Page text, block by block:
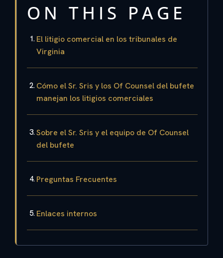
ON THIS PAGE
El litigio comercial en los tribunales de
Virginia
Cómo el Sr. Sris y los Of Counsel del bufete
manejan los litigios comerciales
Sobre el Sr. Sris y el equipo de Of Counsel
del bufete
Preguntas Frecuentes
Enlaces internos